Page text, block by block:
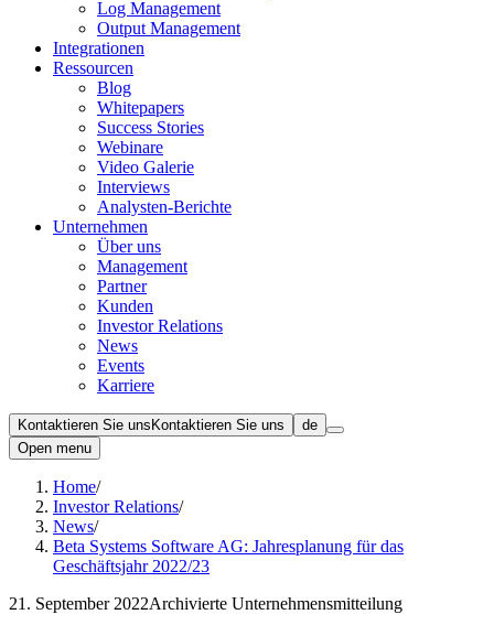
Log Management
Output Management
Integrationen
Ressourcen
Blog
Whitepapers
Success Stories
Webinare
Video Galerie
Interviews
Analysten-Berichte
Unternehmen
Über uns
Management
Partner
Kunden
Investor Relations
News
Events
Karriere
Kontaktieren Sie uns Kontaktieren Sie uns
de
Open menu
Home/
Investor Relations/
News/
Beta Systems Software AG: Jahresplanung für das
Geschäftsjahr 2022/23
21. September 2022Archivierte Unternehmensmitteilung